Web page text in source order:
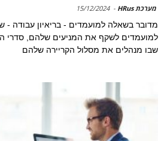
מערכת HRus -
15/12/2024
מדובר בשאלה למועמדים - בריאיון עבודה
למועמדים לשקף את המניעים שלהם, סדרי
שבו מנהלים את מסלול הקריירה שלהם